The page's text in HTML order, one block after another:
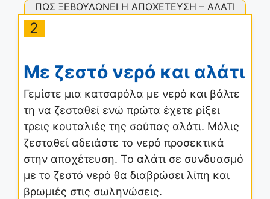
ΠΩΣ ΞΕΒΟΥΛΩΝΕΙ Η ΑΠΟΧΕΤΕΥΣΗ – ΑΛΑΤΙ
2
Με ζεστό νερό και αλάτι
Γεμίστε μια κατσαρόλα με νερό και βάλτε
τη να ζεσταθεί ενώ πρώτα έχετε ρίξει
τρεις κουταλιές της σούπας αλάτι. Μόλις
ζεσταθεί αδειάστε το νερό προσεκτικά
στην αποχέτευση. Το αλάτι σε συνδυασμό
με το ζεστό νερό θα διαβρώσει λίπη και
βρωμιές στις σωληνώσεις.